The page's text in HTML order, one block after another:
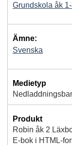
Grundskola åk
Ämne:
Svenska
Medietyp
Produkt
Robin åk 2
E-bok i HTML-